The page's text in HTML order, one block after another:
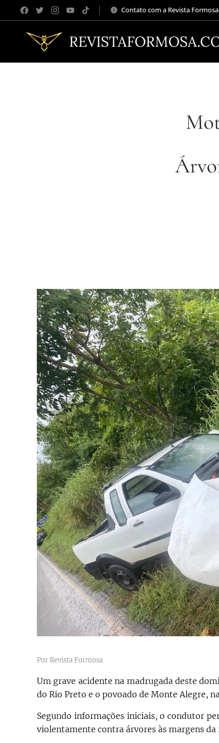
Contato com a Revista Formosa
Por Revista Formosa
Um grave acidente na madrugada deste
do Rio Preto e o povoado de Monte Alegre,
Segundo informações iniciais, o condutor
violentamente contra árvores às margens da